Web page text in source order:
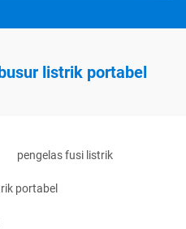
listrik portabel
pengelas fusi listrik
portabel